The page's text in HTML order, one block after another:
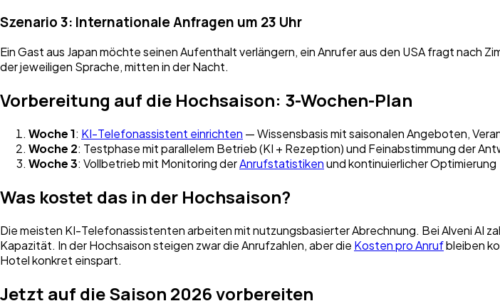
Szenario 3: Internationale Anfragen um 23 Uhr
Ein Gast aus Japan möchte seinen Aufenthalt verlängern, ein Anrufer aus den USA fragt
der jeweiligen Sprache, mitten in der Nacht.
Vorbereitung auf die Hochsaison: 3-Wochen-Plan
Woche 1: KI-Telefonassistent einrichten — Wissensbasis mit saisonalen Angeboten,
Woche 2: Testphase mit parallelem Betrieb (KI + Rezeption) und Feinabstimmung der
Woche 3: Vollbetrieb mit Monitoring derAnrufstatistikenund kontinuierlicher Optimierung
Was kostet das in der Hochsaison?
Die meisten KI-Telefonassistenten arbeiten mit nutzungsbasierter Abrechnung. Bei Alveni AI
Kapazität. In der Hochsaison steigen zwar die Anrufzahlen, aber die Kosten pro Anrufbleiben
Hotel konkret einspart.
Jetzt auf die Saison 2026 vorbereiten